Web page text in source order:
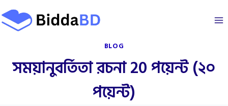
Skip
to
BLOG
সময়ানুবর্তিতা রচনা 20 পয়েন্ট (২০
পয়েন্ট)